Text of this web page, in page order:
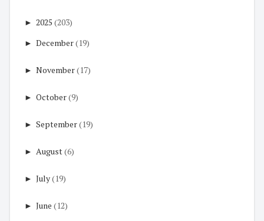
► 2025 (203)
► December(19)
► November(17)
► October(9)
► September(19)
► August(6)
► July(19)
► June (12)